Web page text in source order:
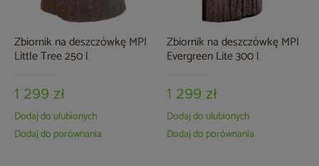
Zbiornik na deszczówkę MPI
Little Tree 250 l
1 299 zł
Dodaj do ulubionych
Dodaj do porównania
Zbiornik na deszczówkę MPI
Evergreen Lite 300 l
1 299 zł
Dodaj do ulubionych
Dodaj do porównania